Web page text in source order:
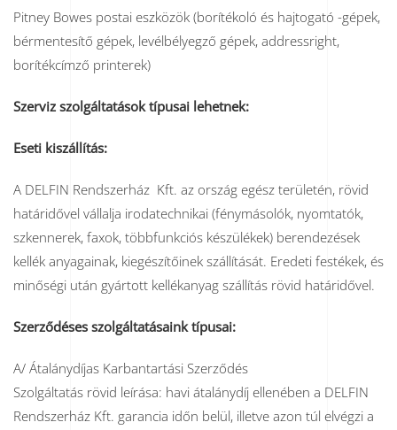
Pitney Bowes postai eszközök (borítékoló és hajtogató -gépek,
bérmentesítő gépek, levélbélyegző gépek, addressright,
borítékcímző printerek)
Szerviz szolgáltatások típusai lehetnek:
Eseti kiszállítás:
A DELFIN Rendszerház Kft. az ország egész területén, rövid
határidővel vállalja irodatechnikai (fénymásolók, nyomtatók,
szkennerek, faxok, többfunkciós készülékek) berendezések
kellék anyagainak, kiegészítőinek szállítását. Eredeti festékek, és
minőségi után gyártott kellékanyag szállítás rövid határidővel.
Szerződéses szolgáltatásaink típusai:
A/ Átalánydíjas Karbantartási Szerződés
Szolgáltatás rövid leírása: havi átalánydíj ellenében a DELFIN
Rendszerház Kft. garancia időn belül, illetve azon túl elvégzi a